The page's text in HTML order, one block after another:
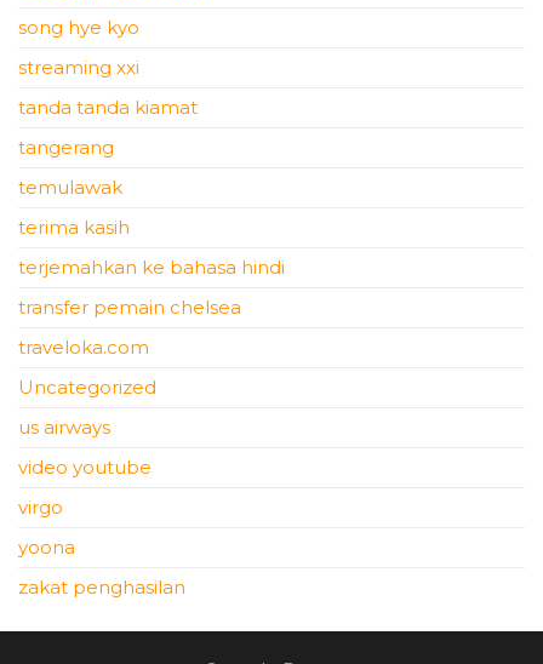
song hye kyo
streaming xxi
tanda tanda kiamat
tangerang
temulawak
terima kasih
terjemahkan ke bahasa hindi
transfer pemain chelsea
traveloka.com
Uncategorized
us airways
video youtube
virgo
yoona
zakat penghasilan